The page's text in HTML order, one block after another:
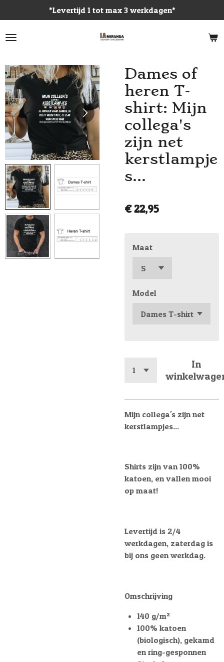
direct
naar
*Levertijd 1 tot max 3 werkdagen*
Dames of
heren T-
shirt: Mijn
collega's
zijn net
kerstlampje
s...
€ 22,95
Maat
Model
In
Mijn collega's zijn net
kerstlampjes...
Shirts zijn van 100%
katoen, en vallen mooi
op maat!
Levertijd is 2/4
werkdagen, zaterdag is
bij ons geen werkdag.
Omschrijving
140 g/m²
100% katoen
(biologisch), gekamd
en ring-gesponnen